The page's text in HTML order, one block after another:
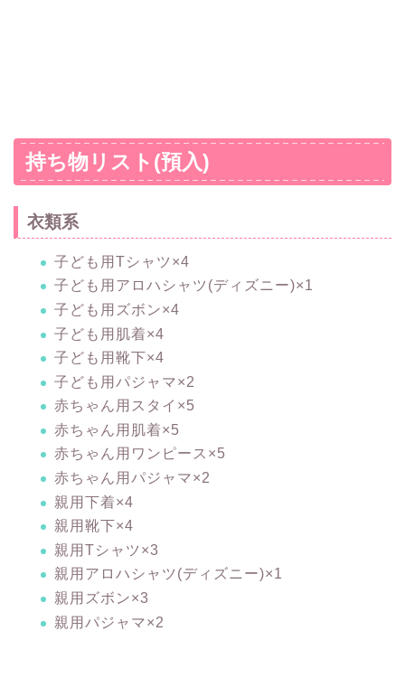
持ち物リスト(預入)
衣類系
子ども用Tシャツ×4
子ども用アロハシャツ(ディズニー)×1
子ども用ズボン×4
子ども用肌着×4
子ども用靴下×4
子ども用パジャマ×2
赤ちゃん用スタイ×5
赤ちゃん用肌着×5
赤ちゃん用ワンピース×5
赤ちゃん用パジャマ×2
親用下着×4
親用靴下×4
親用Tシャツ×3
親用アロハシャツ(ディズニー)×1
親用ズボン×3
親用パジャマ×2